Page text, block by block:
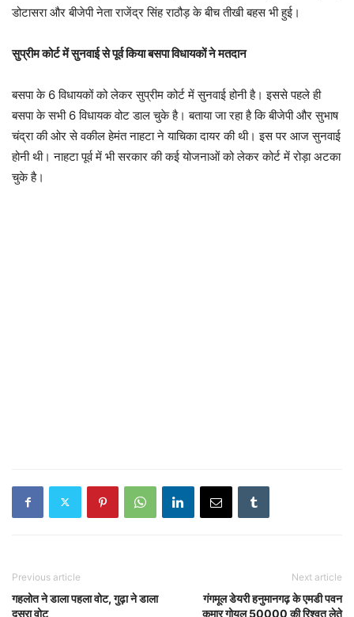
डोटासरा और बीजेपी नेता राजेंद्र सिंह राठौड़ के बीच तीखी बहस भी हुई।
सुप्रीम कोर्ट में सुनवाई से पूर्व किया बसपा विधायकों ने मतदान
बसपा के 6 विधायकों को लेकर सुप्रीम कोर्ट में सुनवाई होनी है। इससे पहले ही
बसपा के सभी 6 विधायक वोट डाल चुके है। बताया जा रहा है कि बीजेपी और सुभाष
चंद्रा की ओर से वकील हेमंत नाहटा ने याचिका दायर की थी। इस पर आज सुनवाई
होनी थी। नाहटा पूर्व में भी सरकार की कई योजनाओं को लेकर कोर्ट में रोड़ा अटका
चुके है।
Previous article
गहलोत ने डाला पहला वोट, गुढ़ा ने डाला
दूसरा वोट
Next article
गंगमूल डेयरी हनुमानगढ़ के एमडी पवन
कुमार गोयल 50000 की रिश्वत लेते